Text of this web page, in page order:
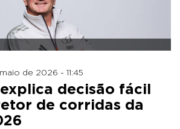
de 2026 - 11:45
explica decisão fácil
de corridas da